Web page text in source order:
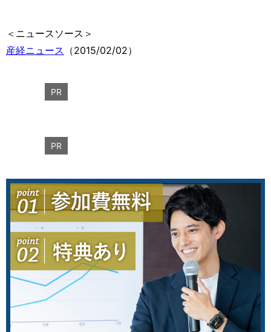
＜ニュースソース＞
産経ニュース （2015/02/02）
PR
PR